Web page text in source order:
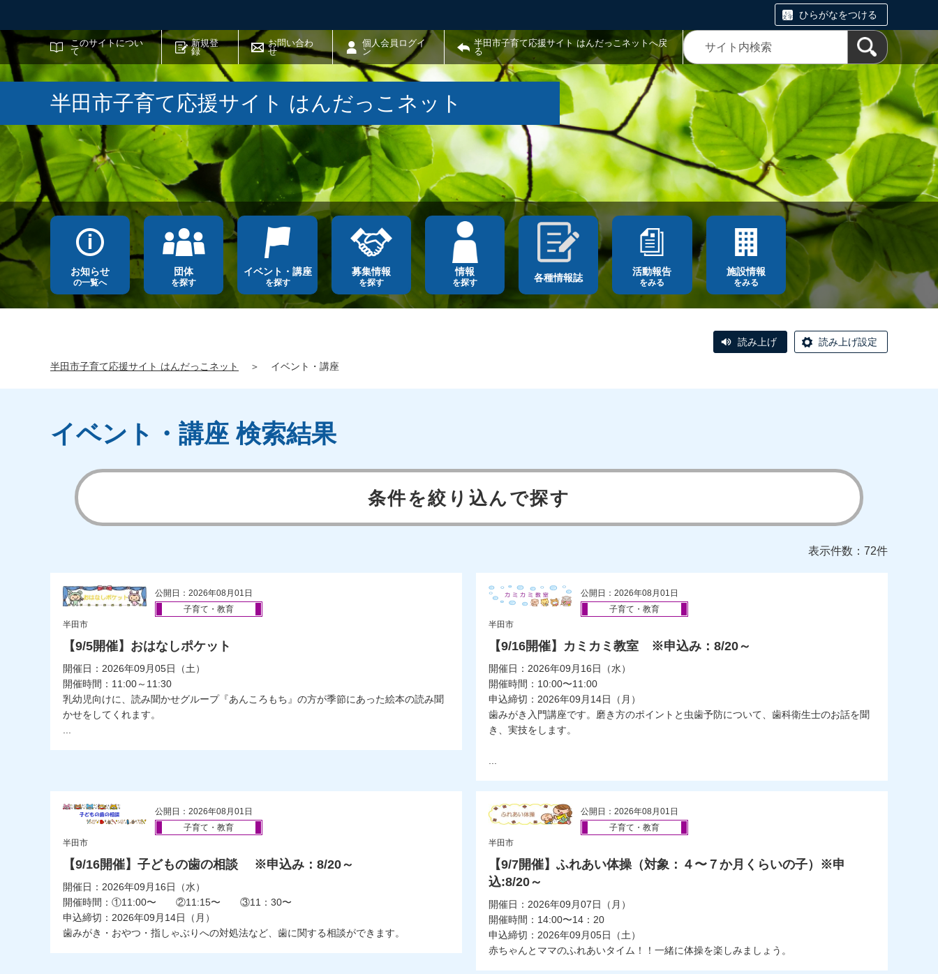
ひらがなをつける
このサイトについ
て
新規登
録
お問い合わ
せ
個人会員ログイ
ン
半田市子育て応援サイト はんだっこネットへ戻
る
サイト内検索
半田市子育て応援サイト はんだっこネット
お知らせ
の一覧へ
団体
を探す
イベント・講座
を探す
募集情報
を探す
情報
を探す 各種情報誌
活動報告
をみる
施設情報
をみる
読み上げ 読み上げ設定
半田市子育て応援サイト はんだっこネット ＞ イベント・講座
イベント・講座 検索結果
条件を絞り込んで探す
表示件数：72件
公開日：2026年08月01日
子育て・教育
半田市
【9/5開催】おはなしポケット
開催日：2026年09月05日（土）
開催時間：11:00～11:30
乳幼児向けに、読み聞かせグループ『あんころもち』の方が季節にあった絵本の読み聞
かせをしてくれます。
公開日：2026年08月01日
子育て・教育
半田市
【9/16開催】カミカミ教室 ※申込み：8/20～
開催日：2026年09月16日（水）
開催時間：10:00〜11:00
申込締切：2026年09月14日（月）
歯みがき入門講座です。磨き方のポイントと虫歯予防について、歯科衛生士のお話を聞
き、実技をします。
公開日：2026年08月01日
子育て・教育
半田市
【9/16開催】子どもの歯の相談 ※申込み：8/20～
開催日：2026年09月16日（水）
開催時間：①11:00〜 ②11:15〜 ③11：30〜
申込締切：2026年09月14日（月）
歯みがき・おやつ・指しゃぶりへの対処法など、歯に関する相談ができます。
公開日：2026年08月01日
子育て・教育
半田市
【9/7開催】ふれあい体操（対象：４〜７か月くらいの子）※申
込:8/20～
開催日：2026年09月07日（月）
開催時間：14:00〜14：20
申込締切：2026年09月05日（土）
赤ちゃんとママのふれあいタイム！！一緒に体操を楽しみましょう。